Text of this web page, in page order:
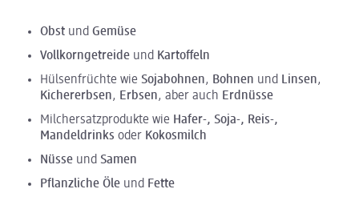
Obst und Gemüse
Vollkorngetreide und Kartoffeln
Hülsenfrüchte wie Sojabohnen, Bohnen und Linsen,
Kichererbsen, Erbsen, aber auch Erdnüsse
Milchersatzprodukte wie Hafer-, Soja-, Reis-,
Mandeldrinks oder Kokosmilch
Nüsse und Samen
Pflanzliche Öle und Fette